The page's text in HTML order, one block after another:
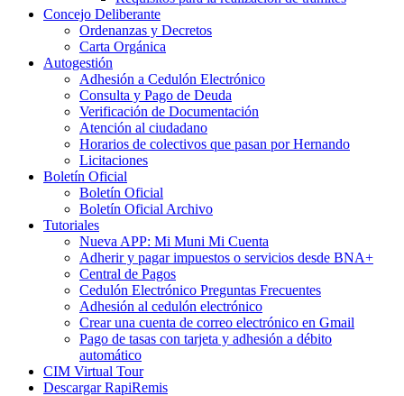
Concejo Deliberante
Ordenanzas y Decretos
Carta Orgánica
Autogestión
Adhesión a Cedulón Electrónico
Consulta y Pago de Deuda
Verificación de Documentación
Atención al ciudadano
Horarios de colectivos que pasan por Hernando
Licitaciones
Boletín Oficial
Boletín Oficial
Boletín Oficial Archivo
Tutoriales
Nueva APP: Mi Muni Mi Cuenta
Adherir y pagar impuestos o servicios desde BNA+
Central de Pagos
Cedulón Electrónico Preguntas Frecuentes
Adhesión al cedulón electrónico
Crear una cuenta de correo electrónico en Gmail
Pago de tasas con tarjeta y adhesión a débito
automático
CIM Virtual Tour
Descargar RapiRemis